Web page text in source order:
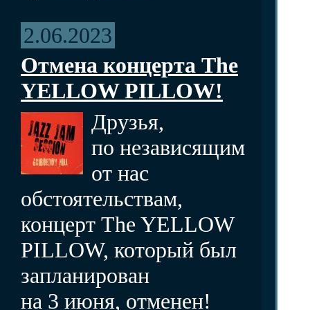
2.06.2023
Отмена концерта The
YELLOW PILLOW!
Друзья,
по независящим
от нас
обстоятельствам,
концерт The YELLOW
PILLOW, который был
запланирован
на 3 июня, отменен!